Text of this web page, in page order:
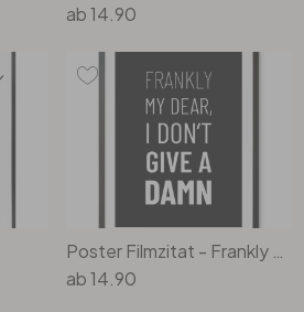
ab14.90
Poster Filmzitat - Frankly my dear, I don't give a damn
ab14.90